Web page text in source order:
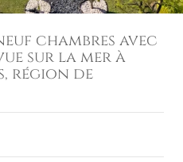
chambres avec
sur la mer à
région de